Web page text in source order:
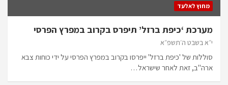
מחוץ לאלעד
מערכת ‘כיפת ברזל’ תיפרס בקרוב במפרץ הפרסי
י״א בשבט ה׳תשפ״א
סוללות של 'כיפת ברזל' ייפרסו בקרוב במפרץ הפרסי על ידי כוחות צבא
ארה"ב, זאת לאחר שישראל…